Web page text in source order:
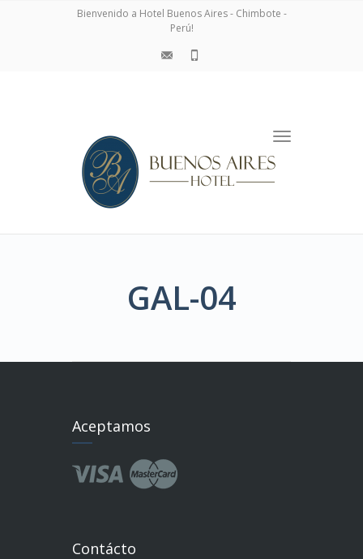
Bienvenido a Hotel Buenos Aires - Chimbote -
Perú!
Toggle
GAL-04
Aceptamos
Contácto